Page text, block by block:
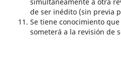
de ser inédito (sin previa
Se tiene conocimiento
someterá a la revisión de